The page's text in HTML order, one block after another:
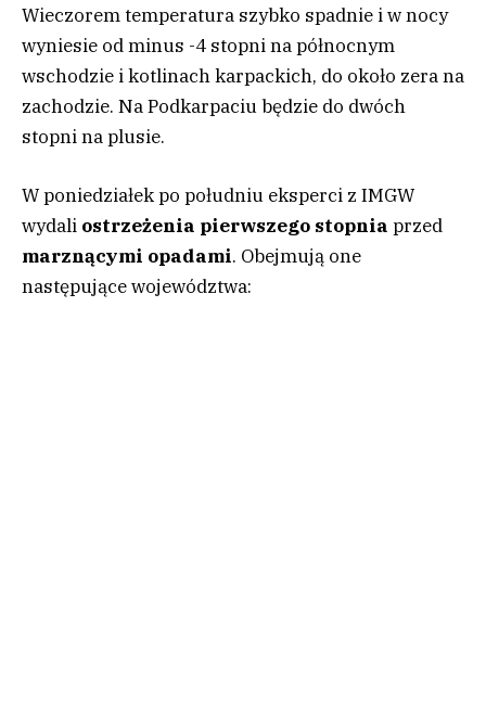
Wieczorem temperatura szybko spadnie i w nocy
wyniesie od minus -4 stopni na północnym
wschodzie i kotlinach karpackich, do około zera na
zachodzie. Na Podkarpaciu będzie do dwóch
stopni na plusie.
W poniedziałek po południu eksperci z IMGW
wydali ostrzeżenia pierwszego stopnia przed
marznącymi opadami. Obejmują one
następujące województwa: